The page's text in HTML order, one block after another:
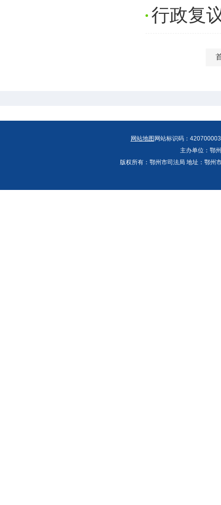
行政复
网站地图 网站标识码：
主办单位：鄂
版权所有：鄂州市司法局 地址：鄂州